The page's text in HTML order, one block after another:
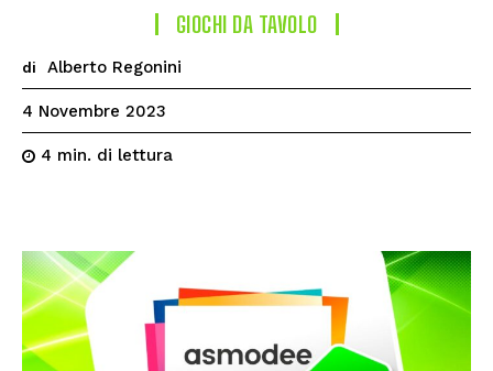
GIOCHI DA TAVOLO
di Alberto Regonini
4 Novembre 2023
4 min. di lettura